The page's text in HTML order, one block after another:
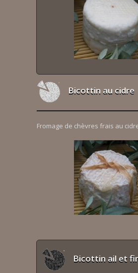
Bicottin au cidre
Fromage de chèvres frais au
Bicottin ail et